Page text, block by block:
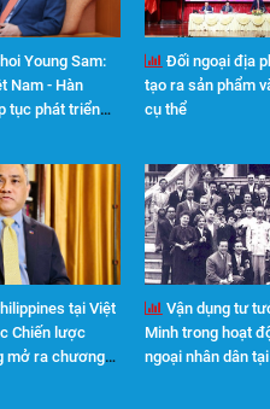
Young Sam:
Nam - Hàn
tục phát triển
Đối ngoại địa
tạo ra sản phẩm
cụ thể
tại Việt
Chiến lược
mở ra chương
Vận dụng tư
Minh trong hoạt
ngoại nhân dân